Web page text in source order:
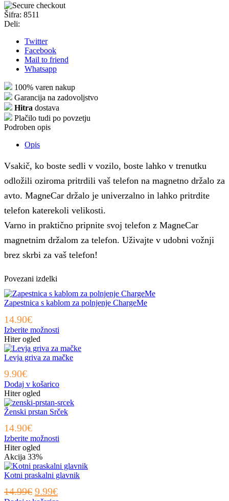
Šifra: 8511
Deli:
Twitter
Facebook
Mail to friend
Whatsapp
100% varen nakup
Garancija na zadovoljstvo
Hitra dostava
Plačilo tudi po povzetju
Podroben opis
Opis
Vsakič, ko boste sedli v vozilo, boste lahko v trenutku
odložili oziroma pritrdili vaš telefon na magnetno držalo za
avto. MagneCar držalo je univerzalno in lahko pritrdite
telefon katerekoli velikosti.
Varno in praktično pripnite svoj telefon z MagneCar
magnetnim držalom za telefon. Uživajte v udobni vožnji
brez skrbi za vaš telefon!
Povezani izdelki
Zapestnica s kablom za polnjenje ChargeMe
14.90€
Izberite možnosti
ima
več
lahko
na
strani
Hiter ogled
Levja griva za mačke
9.90€
Dodaj v košarico
Hiter ogled
Ženski prstan Srček
14.90€
Izberite možnosti
več
različic.
Hiter ogled
Akcija 33%
Kotni praskalni glavnik
14.99€ Izvirna
9.99€Trenutna